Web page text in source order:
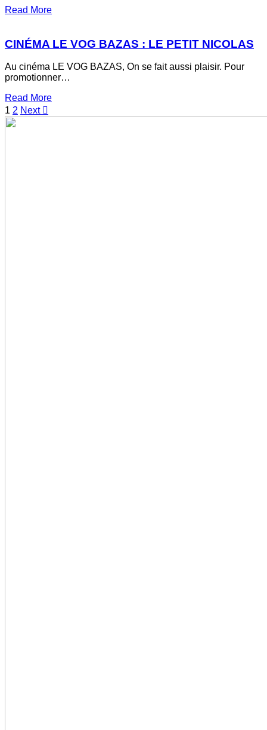
Read Moreabout
VOG
Bazas
:
Avant
CINÉMA LE VOG BAZAS : LE PETIT NICOLAS
Au cinéma LE VOG BAZAS, On se fait aussi plaisir. Pour
promotionner…
Read Moreabout
LE
1 2 Next